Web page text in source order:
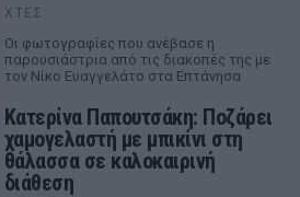
ΧΤΕΣ
Οι φωτογραφίες που ανέβασε η
παρουσιάστρια από τις διακοπές της με
τον Νίκο Ευαγγελάτο στα Επτάνησα
Κατερίνα Παπουτσάκη: Ποζάρει
χαμογελαστή με μπικίνι στη
θάλασσα σε καλοκαιρινή
διάθεση